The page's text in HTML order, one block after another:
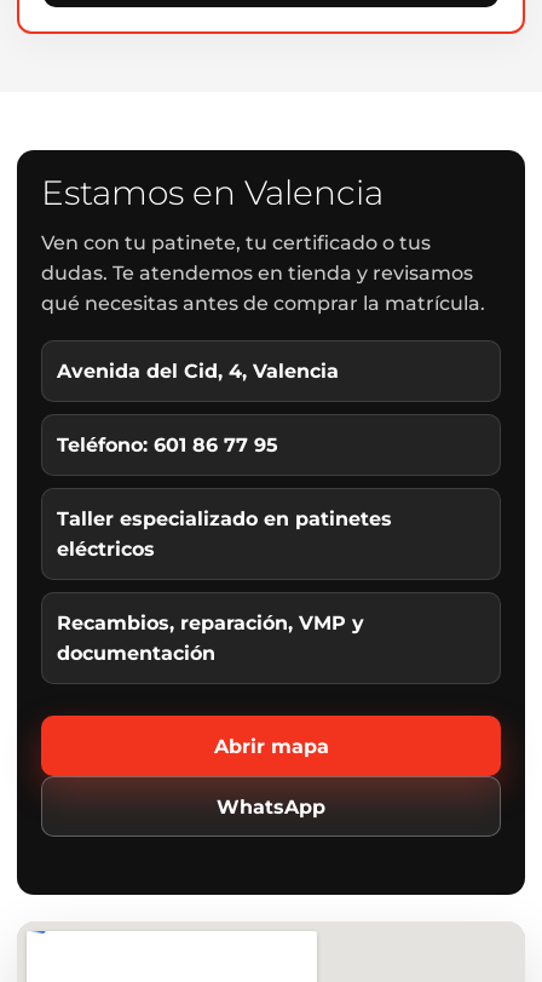
Estamos en Valencia
Ven con tu patinete, tu certificado o tus
dudas. Te atendemos en tienda y revisamos
qué necesitas antes de comprar la matrícula.
Avenida del Cid, 4, Valencia
Teléfono: 601 86 77 95
Taller especializado en patinetes
eléctricos
Recambios, reparación, VMP y
documentación
Abrir mapa
WhatsApp